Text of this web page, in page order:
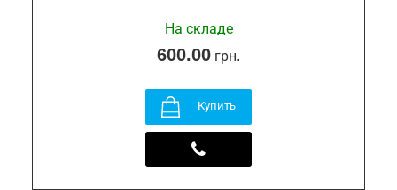
На складе
600.00 грн.
Купить